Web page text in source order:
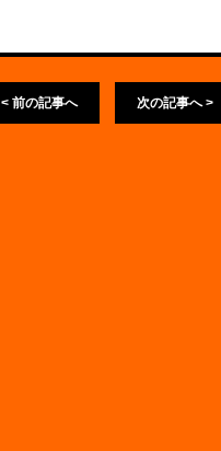
< 前の記事へ 次の記事へ >